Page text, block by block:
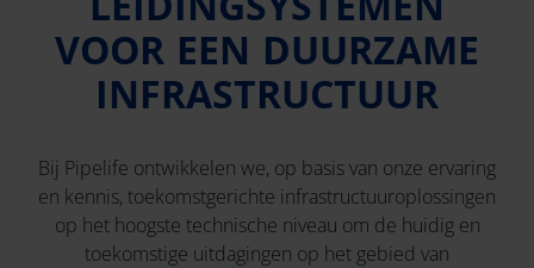
VOOR EEN DUURZAME
INFRASTRUCTUUR
Bij Pipelife ontwikkelen we, op basis van onze ervaring
en kennis, toekomstgerichte infrastructuuroplossingen
op het hoogste technische niveau om de huidig en
toekomstige uitdagingen op het gebied van